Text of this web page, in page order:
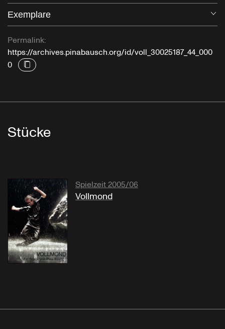
Exemplare
Permalink:
https://archives.pinabausch.org/id/voll_30025187_44_000
0
Stücke
Spielzeit 2005/06
Vollmond